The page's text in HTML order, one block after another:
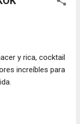
y rica, cocktail
increíbles para